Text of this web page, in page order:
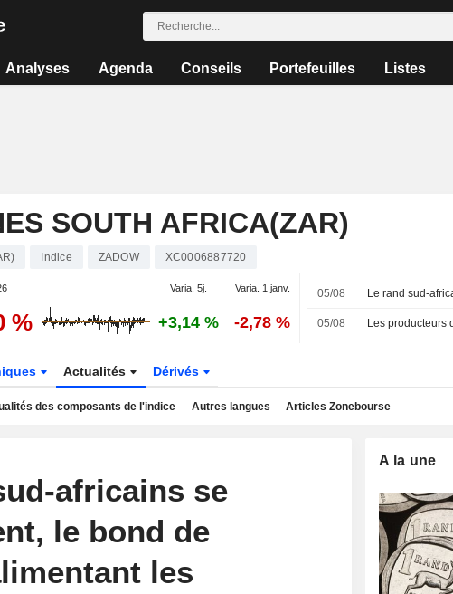
Analyses Agenda Conseils Portefeuilles Listes
SOUTH AFRICA(ZAR)
Indice ZADOW XC0006887720
Varia. 5j. Varia. 1 janv.
% +3,14 % -2,78 %
05/08
05/08
Actualités Dérivés
des composants de l'indice Autres langues Articles Zonebourse
africains se
le bond de
les
A la une